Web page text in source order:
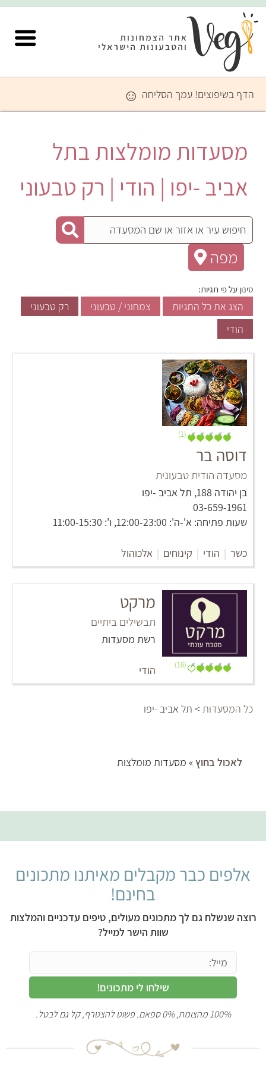
הדף בשיפוצים! עמך הסליחה ☺
מסעדות מומלצות בתל
אביב -יפו | הודי | רק טבעוני
מפה
סינון על פי תגיות:
הצג את כל התגיות צמחוני / טבעוני
רק טבעוני
הודי
(1)
דוסה בר
מסעדה הודית טבעונית
‏בן יהודה 188‏, תל אביב -יפו
03-659-1961
שעות פתיחה: א'-ה': 12:00-23:00, ו': 11:00-15:30
כשר | הודי | קינוחים | אלכוהול
(16)
מרקט
תבשילים ביתיים
רשת מסעדות
הודי
כל המסעדות > תל אביב -יפו
לאכול בחוץ » מסעדות מומלצות
אלפים כבר מקבלים מאיתנו מתכונים
בחינם!
רוצה שנשלח גם לך מתכונים מעולים, טיפים עדכניים והמלצות
שוות הישר למייל?
שילחו לי מתכונים!
100% מהצומח, 0% ספאם. פשוט להצטרף, קל גם לבטל.